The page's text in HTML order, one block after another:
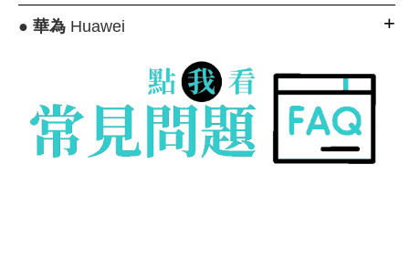
● 華為Huawei